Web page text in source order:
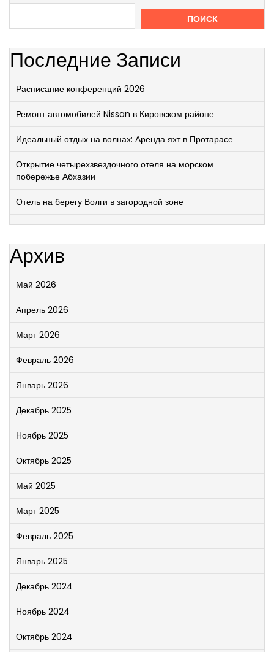
ПОИСК
Последние Записи
Расписание конференций 2026
Ремонт автомобилей Nissan в Кировском районе
Идеальный отдых на волнах: Аренда яхт в Протарасе
Открытие четырехзвездочного отеля на морском
побережье Абхазии
Отель на берегу Волги в загородной зоне
Архив
Май 2026
Апрель 2026
Март 2026
Февраль 2026
Январь 2026
Декабрь 2025
Ноябрь 2025
Октябрь 2025
Май 2025
Март 2025
Февраль 2025
Январь 2025
Декабрь 2024
Ноябрь 2024
Октябрь 2024